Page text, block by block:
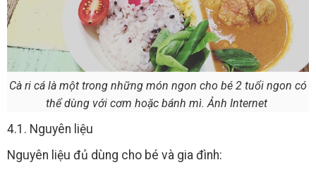
Cà ri cá là một trong những món ngon cho bé 2 tuổi ngon có
thể dùng với cơm hoặc bánh mì. Ảnh Internet
4.1. Nguyên liệu
Nguyên liệu đủ dùng cho bé và gia đình: